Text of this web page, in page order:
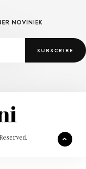
NOVINIEK